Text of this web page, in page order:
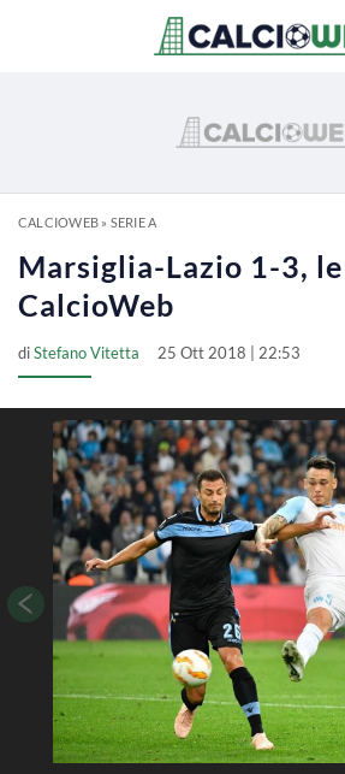
CALCIOWEB» SERIE A
Marsiglia-Lazio 1-3,
CalcioWeb
diStefano Vitetta 25 Ott 2018 | 22:53